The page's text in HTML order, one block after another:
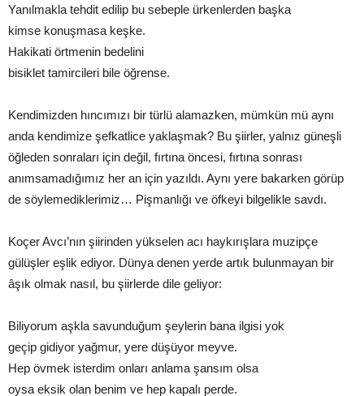
Yanılmakla tehdit edilip bu sebeple ürkenlerden başka
kimse konuşmasa keşke.
Hakikati örtmenin bedelini
bisiklet tamircileri bile öğrense.
Kendimizden hıncımızı bir türlü alamazken, mümkün mü aynı
anda kendimize şefkatlice yaklaşmak? Bu şiirler, yalnız güneşli
öğleden sonraları için değil, fırtına öncesi, fırtına sonrası
anımsamadığımız her an için yazıldı. Aynı yere bakarken görüp
de söylemediklerimiz… Pişmanlığı ve öfkeyi bilgelikle savdı.
Koçer Avcı’nın şiirinden yükselen acı haykırışlara muzipçe
gülüşler eşlik ediyor. Dünya denen yerde artık bulunmayan bir
âşık olmak nasıl, bu şiirlerde dile geliyor:
Biliyorum aşkla savunduğum şeylerin bana ilgisi yok
geçip gidiyor yağmur, yere düşüyor meyve.
Hep övmek isterdim onları anlama şansım olsa
oysa eksik olan benim ve hep kapalı perde.